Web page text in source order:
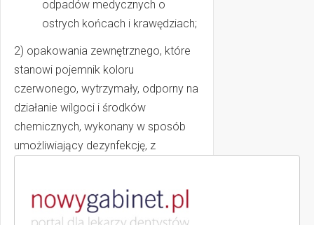
odpadów medycznych o
ostrych końcach i krawędziach;
2) opakowania zewnętrznego, które
stanowi pojemnik koloru
czerwonego, wytrzymały, odporny na
działanie wilgoci i środków
chemicznych, wykonany w sposób
umożliwiający dezynfekcję, z
Wysoce zakaźne odpady
medyczne mogą być